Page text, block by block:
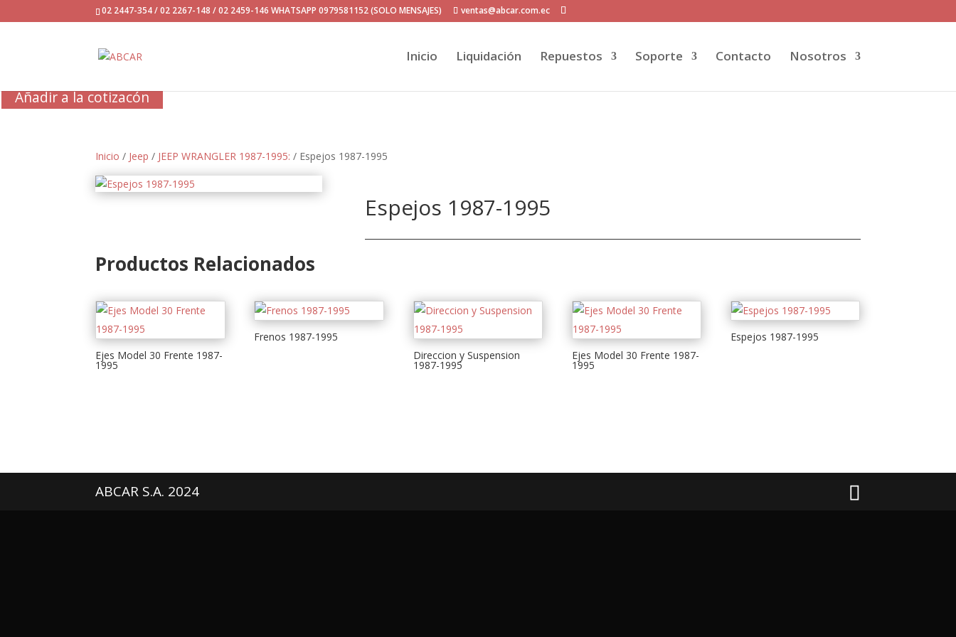
02 2447-354 / 02 2267-148 / 02 2459-146 WHATSAPP 0979581152 (SOLO MENSAJES) ventas@abcar.com.ec
Inicio Liquidación Repuestos Soporte Contacto Nosotros
Añadir a la cotizacón
Inicio / Jeep / JEEP WRANGLER 1987-1995: / Espejos 1987-1995
Espejos 1987-1995
Productos Relacionados
Ejes Model 30 Frente 1987-
1995
Frenos 1987-1995
Direccion y Suspension
1987-1995
Ejes Model 30 Frente 1987-
1995
Espejos 1987-1995
ABCAR S.A. 2024